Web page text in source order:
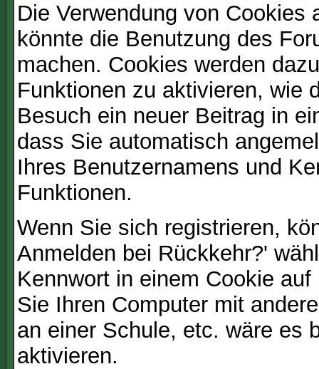
Die Verwendung von
könnte die Benutzung des
machen. Cookies werden
Funktionen zu aktivieren, wie
Besuch ein neuer Beitrag in
dass Sie automatisch
Ihres Benutzernamens und
Funktionen.
Wenn Sie sich registrieren,
Anmelden bei Rückkehr?'
Kennwort in einem Cookie
Sie Ihren Computer mit
an einer Schule, etc. wäre es
aktivieren.